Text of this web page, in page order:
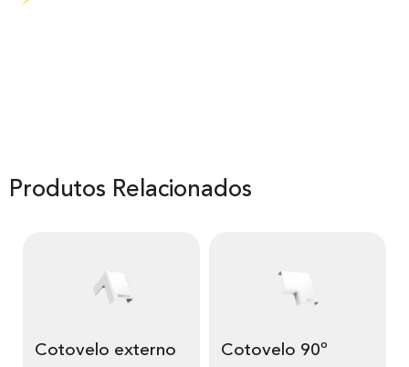
Produtos Relacionados
Cotovelo externo
Cotovelo 90º